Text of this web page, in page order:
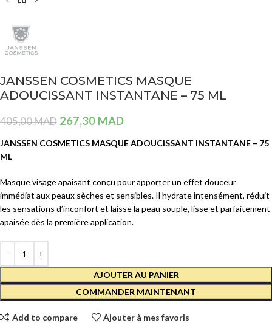
JANSSEN COSMETICS MASQUE
ADOUCISSANT INSTANTANE – 75 ML
405,00MAD 267,30 MAD
JANSSEN COSMETICS MASQUE ADOUCISSANT INSTANTANE – 75
ML
Masque visage apaisant conçu pour apporter un effet douceur
immédiat aux peaux sèches et sensibles. Il hydrate intensément, réduit
les sensations d’inconfort et laisse la peau souple, lisse et parfaitement
apaisée dès la première application.
AJOUTER AU PANIER
COMMANDER MAINTENANT
Add to compare Ajouter à mes favoris